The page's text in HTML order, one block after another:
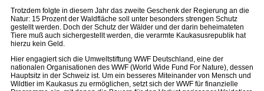
Trotzdem folgte in diesem Jahr das zweite Geschenk der Regierung an die
Natur: 15 Prozent der Waldfläche soll unter besonders strengen Schutz
gestellt werden. Doch der Schutz der Wälder und der darin beheimateten
Tiere muß auch sichergestellt werden, die verarmte Kaukasusrepublik hat
hierzu kein Geld.
Hier engagiert sich die Umweltstiftung WWF Deutschland, eine der
nationalen Organisationen des WWF (World Wide Fund For Nature), dessen
Hauptsitz in der Schweiz ist. Um ein besseres Miteinander von Mensch und
Wildtier im Kaukasus zu ermöglichen, setzt sich der WWF für finanzielle